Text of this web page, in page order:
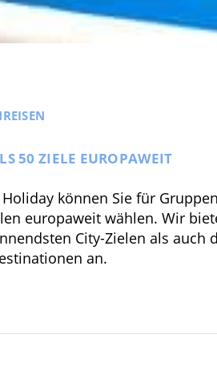
50 ZIELE EUROPAWEIT
Holiday können Sie für
europaweit wählen. Wir
City-Zielen als auch
an.